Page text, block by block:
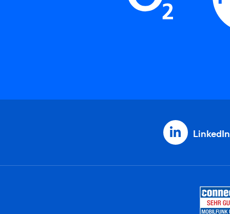
LinkedIn